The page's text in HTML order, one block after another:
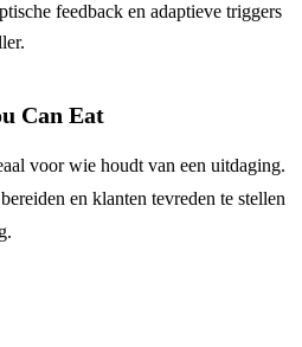
feedback en adaptieve triggers
Can Eat
voor wie houdt van een uitdaging.
en klanten tevreden te stellen